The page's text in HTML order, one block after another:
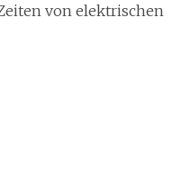
von elektrischen